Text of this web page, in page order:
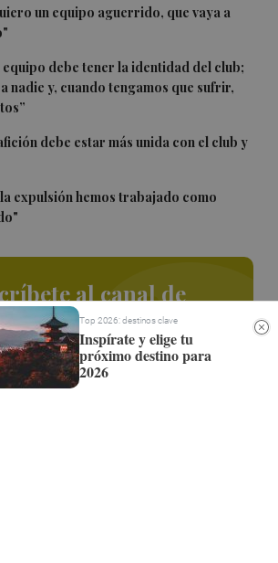
un equipo aguerrido, que vaya a
debe tener la identidad del club;
nadie y, cuando tengamos que sufrir,
debe estar más unida con el club y
expulsión hemos trabajado como
al canal de
Whatsapp
al día de las últimas noticias
¡Quiero suscribirme!
Top 2026: destinos clave
Inspírate y elige tu
próximo destino para
2026